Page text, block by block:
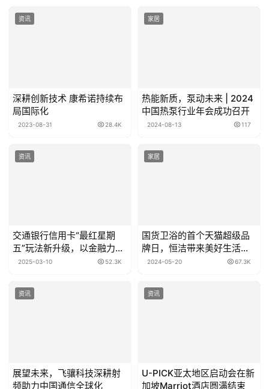
资讯
深耕创新技术 康希诺持续布
局国际化
2023-08-31 28.4K
家居
热能新质，泵动未来 | 2024
中国热泵行业年会成功召开
2024-08-13 117
资讯
交通银行信用卡“最红星期
五”玩法新升级，以金融力量
助推经济发展
2025-03-10 52.3K
家居
国货卫浴的首个天猫超级品
牌日，恒洁带来美好生活新
体验
2024-05-20 67.3K
资讯
展望未来，飞骧科技深耕射
频助力中国通信全球化
资讯
U-PICK亚太地区启动会在新
加坡Marriot酒店圆满结束